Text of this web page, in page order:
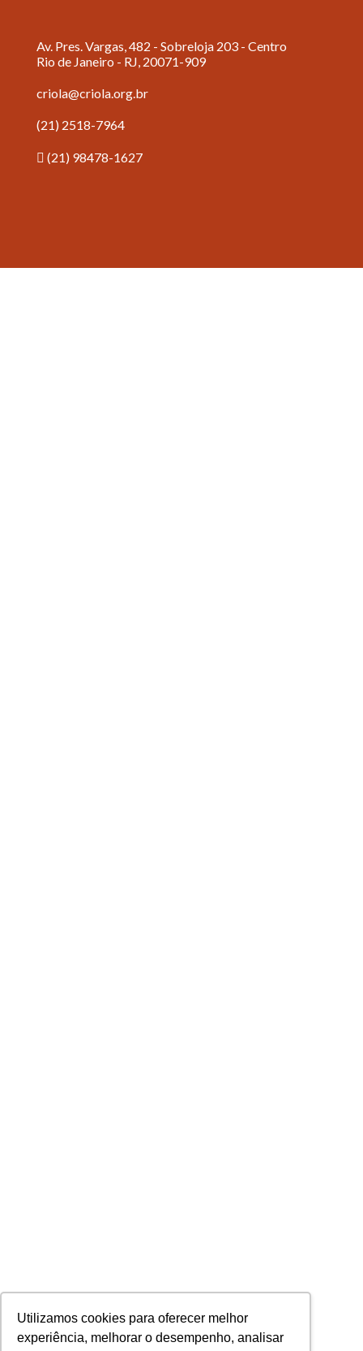
Utilizamos cookies para oferecer melhor
experiência, melhorar o desempenho, analisar
Av. Pres. Vargas, 482 - Sobreloja 203 - Centro
Rio de Janeiro - RJ, 20071-909
criola@criola.org.br
(21) 2518-7964
(21) 98478-1627